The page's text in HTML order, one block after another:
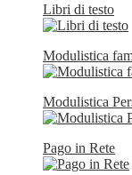
Libri di testo
Modulistica
Modulistica
Pago in Rete